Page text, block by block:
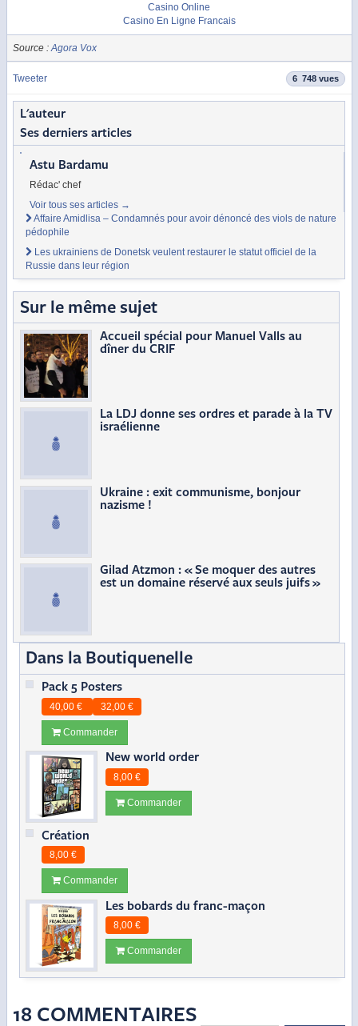
Casino Online
Casino En Ligne Francais
Source : Agora Vox
Tweeter 6 748 vues
L'auteur
Ses derniers articles
Astu Bardamu
Rédac' chef
Voir tous ses articles →
Affaire Amidlisa – Condamnés pour avoir dénoncé des viols de nature
pédophile
Les ukrainiens de Donetsk veulent restaurer le statut officiel de la
Russie dans leur région
Sur le même sujet
Accueil spécial pour Manuel Valls au
dîner du CRIF
La LDJ donne ses ordres et parade à la TV
israélienne
Ukraine : exit communisme, bonjour
nazisme !
Gilad Atzmon : « Se moquer des autres
est un domaine réservé aux seuls juifs »
Dans la Boutiquenelle
Pack 5 Posters
40,00 € 32,00 €
Commander
New world order
8,00 €
Commander
Création
8,00 €
Commander
Les bobards du franc-maçon
8,00 €
Commander
18 COMMENTAIRES